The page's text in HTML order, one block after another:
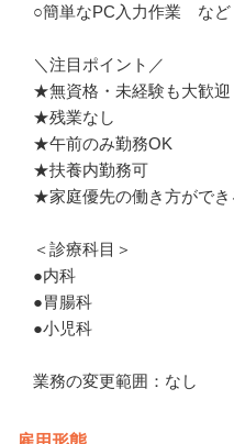
○簡単なPC入力作業　など
＼注目ポイント／
★無資格・未経験も大歓迎
★残業なし
★午前のみ勤務OK
★扶養内勤務可
★家庭優先の働き方ができ
＜診療科目＞
●内科
●胃腸科
●小児科
業務の変更範囲：なし